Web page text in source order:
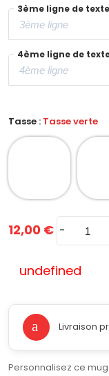
3ème ligne de texte
4ème ligne de
Tasse : Tasse verte
12,00 € -
undefined
Livraison
Personnalisez ce